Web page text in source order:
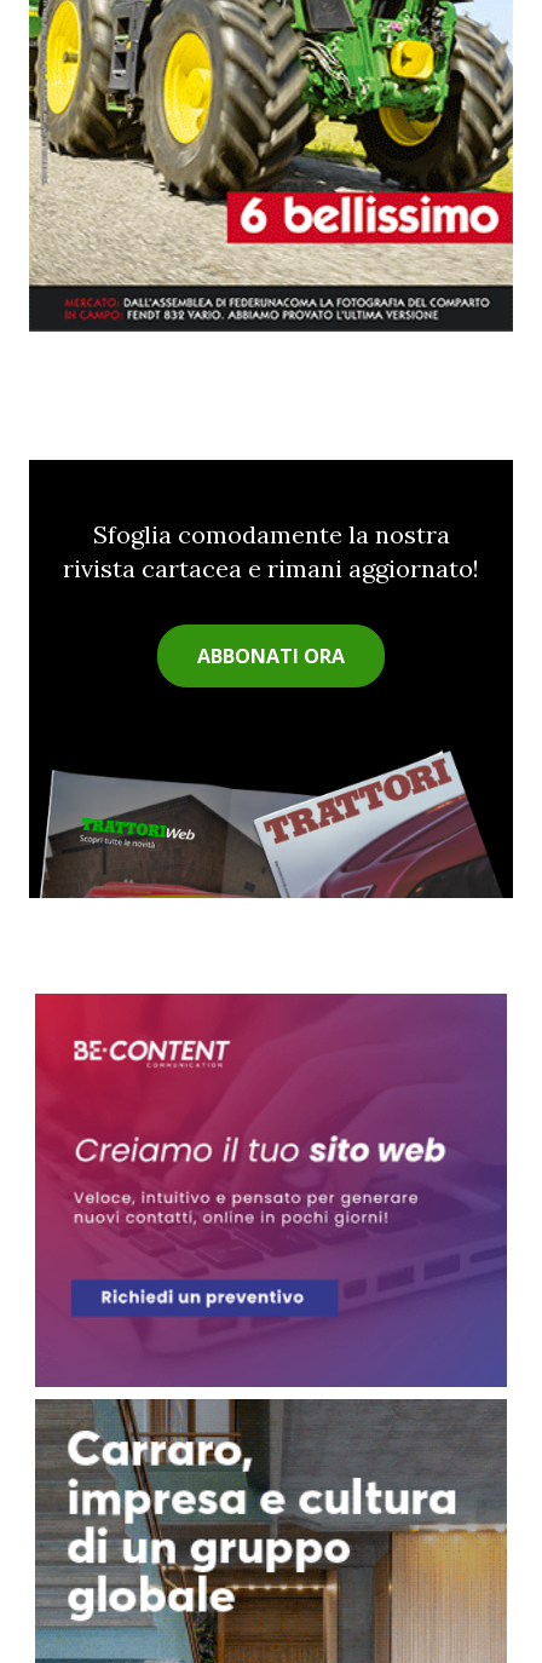
Sfoglia comodamente la nostra
rivista cartacea e rimani aggiornato!
ABBONATI ORA